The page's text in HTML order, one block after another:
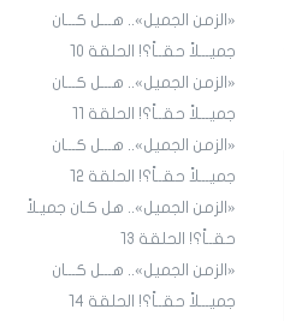
«الزمن الجميل».. هـــل كـــان
جميـــلاً حقــاً؟! الحلقة ١٠
«الزمن الجميل».. هـــل كـــان
جميـــلاً حقــاً؟! الحلقة ١1
«الزمن الجميل».. هـــل كـــان
جميـــلاً حقــاً؟! الحلقة ١2
«الزمن الجميل».. هل كـان جميـلاً
حقــاً؟! الحلقة ١3
«الزمن الجميل».. هـــل كـــان
جميـــلاً حقــاً؟! الحلقة ١4